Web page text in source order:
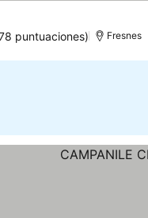
puntuaciones) Fresnes